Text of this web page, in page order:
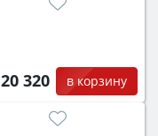
20 320 в корзину